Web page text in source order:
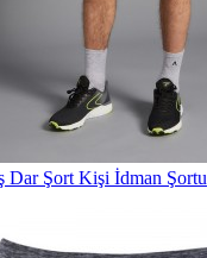
Dar Şort Kişi İdman Şortu